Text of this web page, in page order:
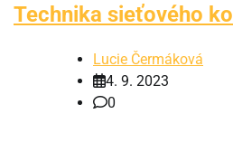
Technika sieťového
Lucie Čermáková
4. 9. 2023
0